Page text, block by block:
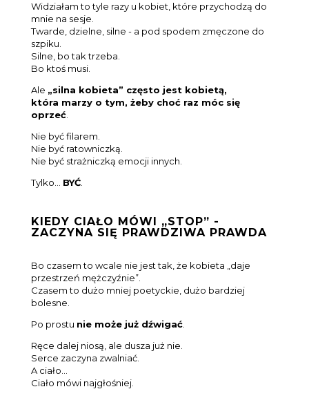
Widziałam to tyle razy u kobiet, które przychodzą do
mnie na sesje.
Twarde, dzielne, silne - a pod spodem zmęczone do
szpiku.
Silne, bo tak trzeba.
Bo ktoś musi.
Ale „silna kobieta” często jest kobietą,
która marzy o tym, żeby choć raz móc się
oprzeć.
Nie być filarem.
Nie być ratowniczką.
Nie być strażniczką emocji innych.
Tylko… BYĆ.
KIEDY CIAŁO MÓWI „STOP” -
ZACZYNA SIĘ PRAWDZIWA PRAWDA
Bo czasem to wcale nie jest tak, że kobieta „daje
przestrzeń mężczyźnie”.
Czasem to dużo mniej poetyckie, dużo bardziej
bolesne.
Po prostu nie może już dźwigać.
Ręce dalej niosą, ale dusza już nie.
Serce zaczyna zwalniać.
A ciało…
Ciało mówi najgłośniej.